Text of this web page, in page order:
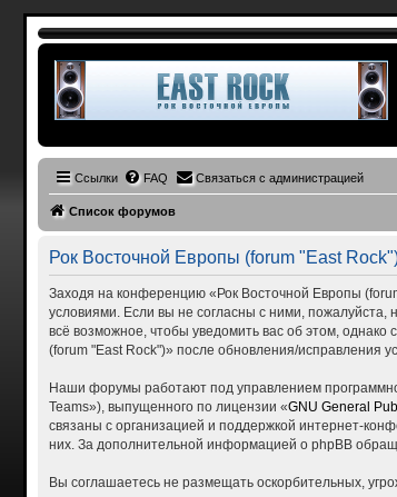
Ссылки FAQ Связаться с администрацией
Список форумов
Рок Восточной Европы (forum "East
Заходя на конференцию «Рок Восточной Европы
условиями. Если вы не согласны с ними,
всё возможное, чтобы уведомить вас об этом,
(forum "East Rock")» после обновления/исправления
Наши форумы работают под управлением
Teams»), выпущенного по лицензии «GNU General
связаны с организацией и поддержкой интернет-
них. За дополнительной информацией о phpBB
Вы соглашаетесь не размещать оскорбительных,